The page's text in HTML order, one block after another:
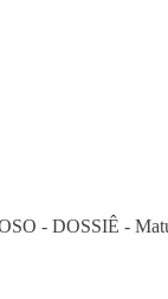
- DOSSIÊ -